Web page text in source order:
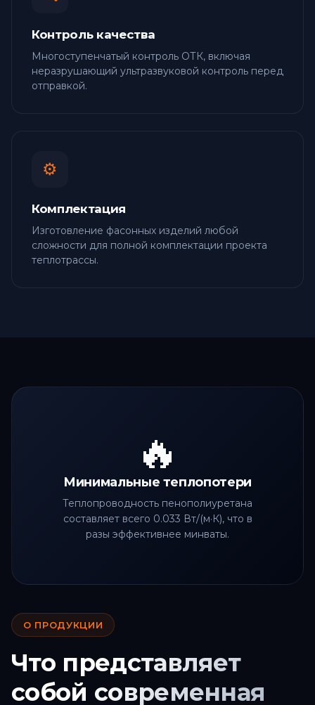
Контроль качества
Многоступенчатый контроль ОТК, включая
неразрушающий ультразвуковой контроль перед
отправкой.
⚙️
Комплектация
Изготовление фасонных изделий любой
сложности для полной комплектации проекта
теплотрассы.
🔥
Минимальные теплопотери
Теплопроводность пенополиуретана
составляет всего 0.033 Вт/(м·К), что в
разы эффективнее минваты.
О ПРОДУКЦИИ
Что представляет
собой современная